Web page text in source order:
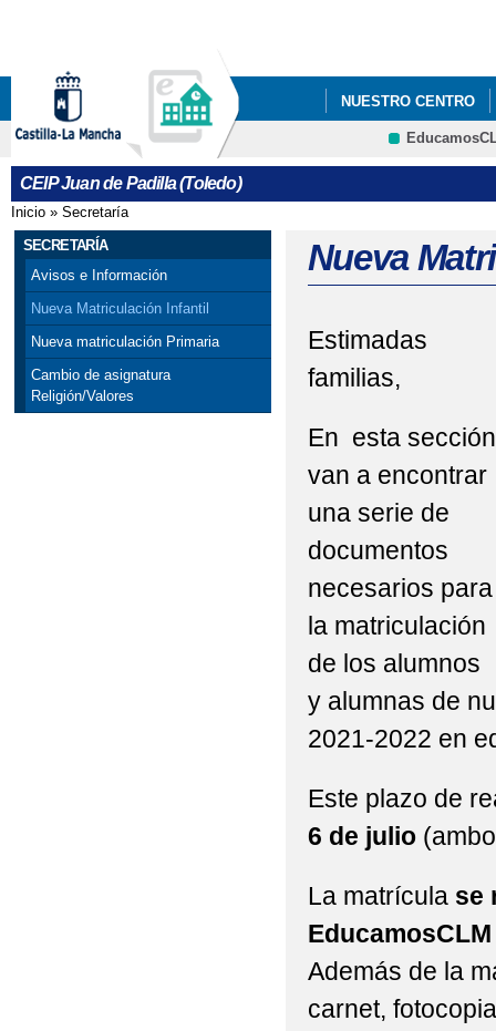
NUESTRO CENTRO
RADIO ONDA PADILLA
CEIP Juan de Padilla (Toledo)
Se encuentra usted aquí
Inicio » Secretaría
SECRETARÍA
Avisos e Información
Nueva Matriculación Infantil
Nueva matriculación Primaria
Cambio de asignatura
Religión/Valores
Nueva
Estimadas
familias,
En esta sección
van a encontrar
una serie de
documentos
necesarios para
la matriculación
de los alumnos
y alumnas de
2021-2022 en
Este plazo de
6 de julio
La matrícula se
EducamosCLM
Además de la
carnet,